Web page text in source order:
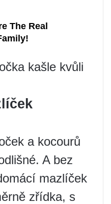
kašle kvůli
a kocourů
A bez
mazlíček
zřídka, s